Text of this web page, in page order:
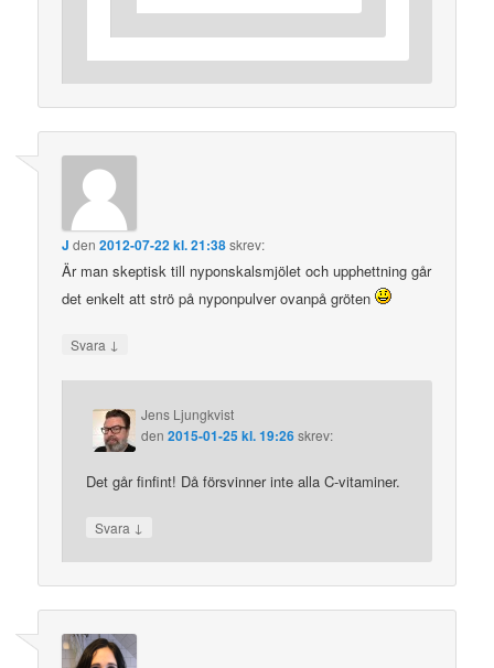
J den2012-07-22 kl. 21:38skrev:
Är man skeptisk till nyponskalsmjölet och upphettning går
det enkelt att strö på nyponpulver ovanpå gröten
Svara ↓
Jens Ljungkvist
den2015-01-25 kl. 19:26skrev:
Det går finfint! Då försvinner inte alla C-vitaminer.
Svara ↓